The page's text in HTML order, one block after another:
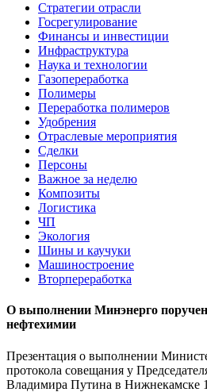
Стратегии отрасли
Госрегулирование
Финансы и инвестиции
Инфраструктура
Наука и технологии
Газопереработка
Полимеры
Переработка полимеров
Удобрения
Отраслевые мероприятия
Сделки
Персоны
Важное за неделю
Композиты
Логистика
ЧП
Экология
Шины и каучуки
Машиностроение
Вторпереработка
О выполнении Минэнерго
нефтехимии
Презентация о выполнении
протокола совещания у
Владимира Путина в Нижнекамске